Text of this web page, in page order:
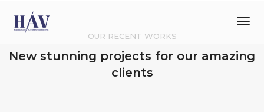
OUR RECENT WORKS
New stunning projects for our amazing
clients